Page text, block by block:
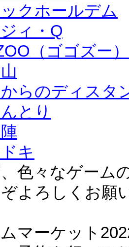
クホールデム
ィ・Q
（ゴゴズー）
らのディスタ
とり
キ
色々なゲーム
よろしくお願
マーケット